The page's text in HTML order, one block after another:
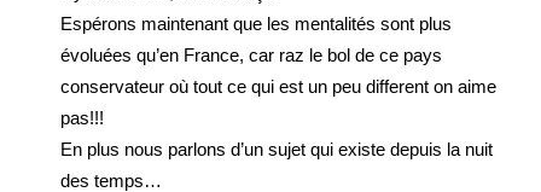
Espérons maintenant que les mentalités sont plus
évoluées qu’en France, car raz le bol de ce pays
conservateur où tout ce qui est un peu different on aime
pas!!!
En plus nous parlons d’un sujet qui existe depuis la nuit
des temps…